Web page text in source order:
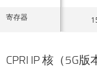
寄存器
CPRI IP 核（5G版